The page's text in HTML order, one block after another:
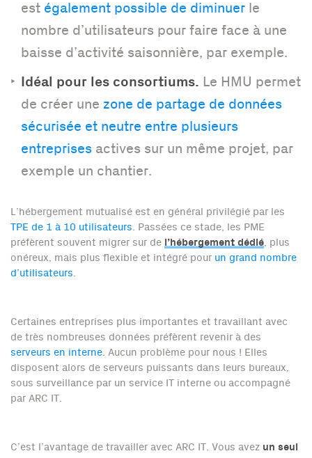
est également possible de diminuer le
nombre d’utilisateurs pour faire face à une
baisse d’activité saisonnière, par exemple.
Idéal pour les consortiums. Le HMU permet
de créer une zone de partage de données
sécurisée et neutre entre plusieurs
entreprises actives sur un même projet, par
exemple un chantier.
L’hébergement mutualisé est en général privilégié par les
TPE de 1 à 10 utilisateurs. Passées ce stade, les PME
préfèrent souvent migrer sur de l’hébergement dédié, plus
onéreux, mais plus flexible et intégré pour un grand nombre
d’utilisateurs.
Certaines entreprises plus importantes et travaillant avec
de très nombreuses données préfèrent revenir à des
serveurs en interne. Aucun problème pour nous ! Elles
disposent alors de serveurs puissants dans leurs bureaux,
sous surveillance par un service IT interne ou accompagné
par ARC IT.
C’est l’avantage de travailler avec ARC IT. Vous avez un seul